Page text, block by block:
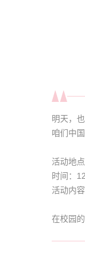
明天，
咱们中
活动地
时间：
活动内
在校园